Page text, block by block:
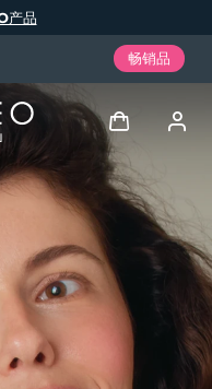
产品
畅销品
登录
用户信息
我的设备
我的订单
Español
Português
Русский